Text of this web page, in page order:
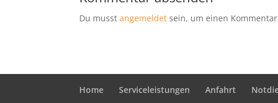
Du musstangemeldet sein, um einen
Home Serviceleistungen Anfahrt